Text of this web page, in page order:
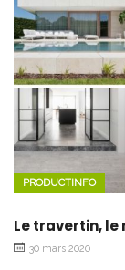
PRODUCTINFO
Le travertin,
30 mars 2020